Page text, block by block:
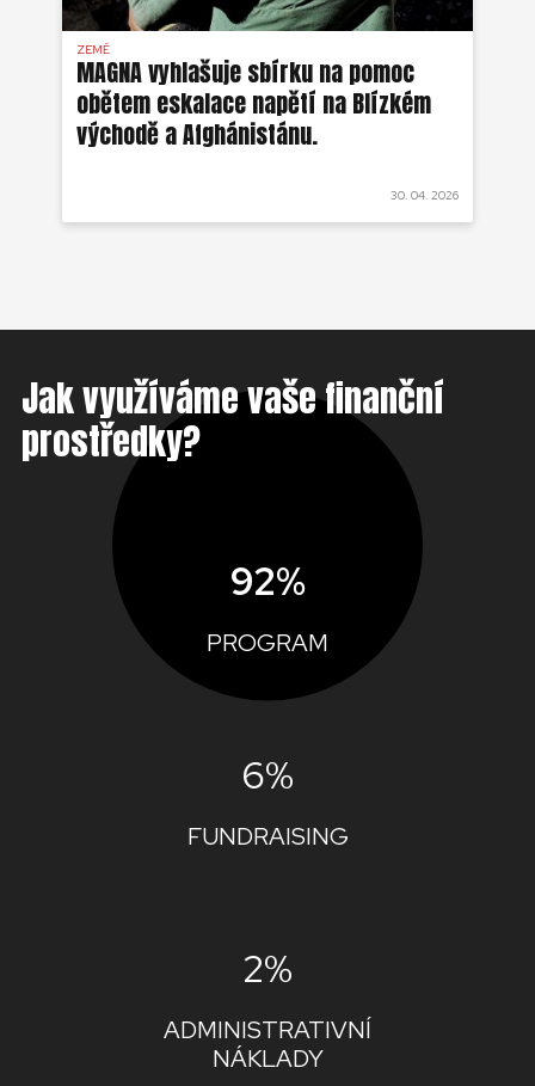
ZEMĚ
MAGNA vyhlašuje sbírku na pomoc
obětem eskalace napětí na Blízkém
východě a Afghánistánu.
30. 04. 2026
Jak využíváme vaše finanční
prostředky?
92%
PROGRAM
6%
FUNDRAISING
2%
ADMINISTRATIVNÍ
NÁKLADY